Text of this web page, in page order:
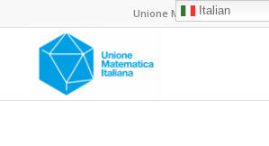
Unione Matematica Italiana
Italian